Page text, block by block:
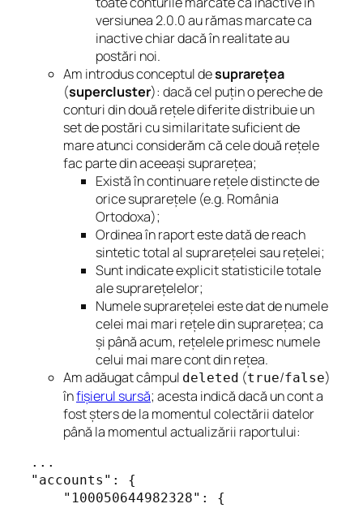
versiunea 2.0.0 au rămas marcate ca
inactive chiar dacă în realitate au
postări noi.
Am introdus conceptul desuprarețea
(supercluster): dacă cel puțin o pereche de
conturi din două rețele diferite distribuie un
set de postări cu similaritate suficient de
mare atunci considerăm că cele două rețele
fac parte din aceeași suprarețea;
Există în continuare rețele distincte de
orice suprarețele (e.g. România
Ortodoxa);
Ordinea în raport este dată de reach
sintetic total al suprarețelei sau rețelei;
Sunt indicate explicit statisticile totale
ale suprarețelelor;
Numele suprarețelei este dat de numele
celei mai mari rețele din suprarețea; ca
și până acum, rețelele primesc numele
celui mai mare cont din rețea.
Am adăugat câmpul deleted (true/false)
înfișierul sursă; acesta indică dacă un cont a
fost șters de la momentul colectării datelor
până la momentul actualizării raportului:
...
"accounts": {